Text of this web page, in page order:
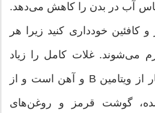
آب در بدن را کاهش می‌دهد.
خودداری کنید زیرا هر
می‌شوند. غلات کامل را زیاد
مصرف کنید زیرا سرشار از ویتامین B و آهن است و از
گوشت قرمز و روغن‌های